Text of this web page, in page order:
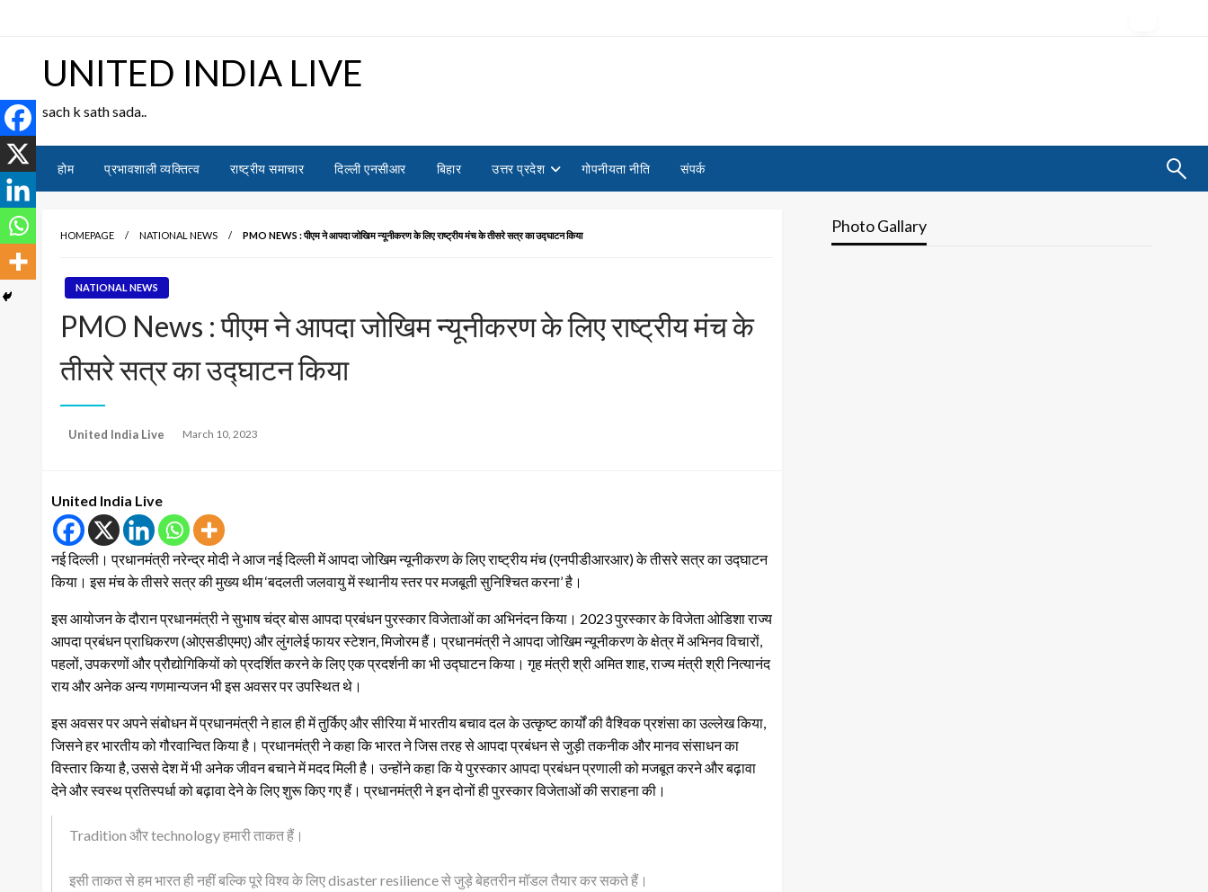
to
UNITED INDIA LIVE
sach k sath sada..
होम प्रभावशाली व्यक्तित्व राष्ट्रीय समाचार दिल्ली एनसीआर बिहार उत्तर प्रदेश गोपनीयता नीति संपर्क
Photo Gallary
HOMEPAGE NATIONAL NEWS PMO NEWS : पीएम ने आपदा जोखिम न्यूनीकरण के लिए राष्ट्रीय मंच के तीसरे सत्र का उद्घाटन किया
NATIONAL NEWS
PMO News : पीएम ने आपदा जोखिम न्यूनीकरण के लिए राष्ट्रीय मंच के
तीसरे सत्र का उद्घाटन किया
United India Live
Posted
March 10, 2023
United India Live
नई दिल्ली। प्रधानमंत्री नरेन्‍द्र मोदी ने आज नई दिल्‍ली में आपदा जोखिम न्‍यूनीकरण के लिए राष्‍ट्रीय मंच (एनपीडीआरआर) के तीसरे सत्र का उद्घाटन
किया। इस मंच के तीसरे सत्र की मुख्य थीम ‘बदलती जलवायु में स्थानीय स्‍तर पर मजबूती सुनिश्चित करना’ है।
इस आयोजन के दौरान प्रधानमंत्री ने सुभाष चंद्र बोस आपदा प्रबंधन पुरस्कार विजेताओं का अभिनंदन किया। 2023 पुरस्कार के विजेता ओडिशा राज्य
आपदा प्रबंधन प्राधिकरण (ओएसडीएमए) और लुंगलेई फायर स्टेशन, मिजोरम हैं। प्रधानमंत्री ने आपदा जोखिम न्यूनीकरण के क्षेत्र में अभिनव विचारों,
पहलों, उपकरणों और प्रौद्योगिकियों को प्रदर्शित करने के लिए एक प्रदर्शनी का भी उद्घाटन किया। गृह मंत्री श्री अमित शाह, राज्य मंत्री श्री नित्यानंद
राय और अनेक अन्‍य गणमान्‍यजन भी इस अवसर पर उपस्थित थे।
इस अवसर पर अपने संबोधन में प्रधानमंत्री ने हाल ही में तुर्कि‍ए और सीरिया में भारतीय बचाव दल के उत्‍कृष्‍ट कार्यों की वैश्विक प्रशंसा का उल्लेख किया,
जिसने हर भारतीय को गौरवान्वित किया है। प्रधानमंत्री ने कहा कि भारत ने जिस तरह से आपदा प्रबंधन से जुड़ी तकनीक और मानव संसाधन का
विस्तार किया है, उससे देश में भी अनेक जीवन बचाने में मदद मिली है। उन्होंने कहा कि ये पुरस्कार आपदा प्रबंधन प्रणाली को मजबूत करने और बढ़ावा
देने और स्वस्थ प्रतिस्पर्धा को बढ़ावा देने के लिए शुरू किए गए हैं। प्रधानमंत्री ने इन दोनों ही पुरस्कार विजेताओं की सराहना की।
Tradition और technology हमारी ताकत हैं।
इसी ताकत से हम भारत ही नहीं बल्कि पूरे विश्व के लिए disaster resilience से जुड़े बेहतरीन मॉडल तैयार कर सकते हैं।